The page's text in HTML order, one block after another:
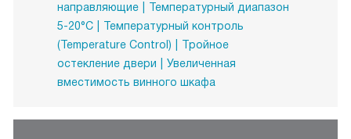
направляющие
Температурный диапазон
5-20°C
Температурный контроль
(Temperature Control)
Тройное
остекление двери
Увеличенная
вместимость винного шкафа